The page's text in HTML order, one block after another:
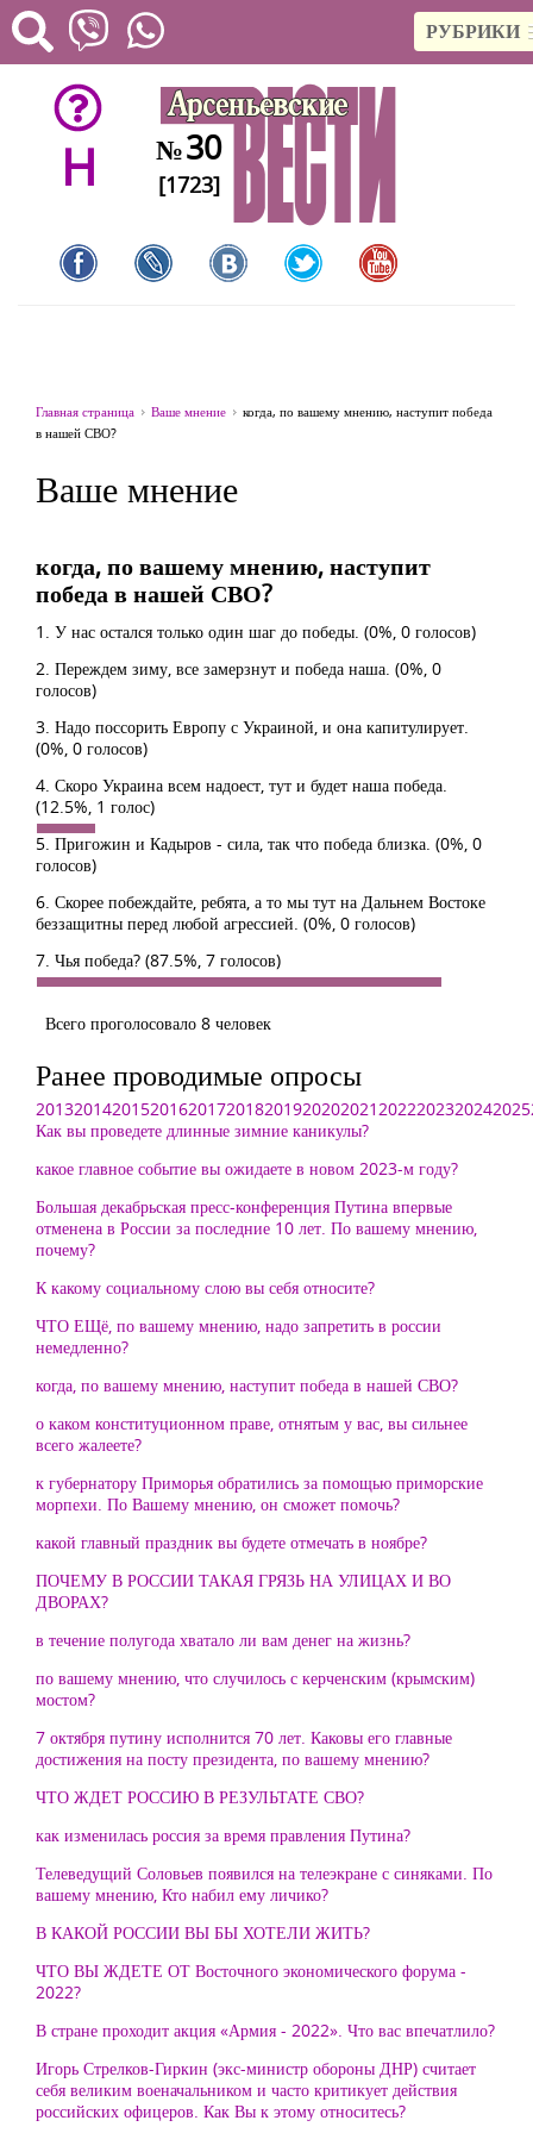
РУБРИКИ
H №30
[1723]
Главная страница Ваше мнение
когда, по вашему мнению, наступит победа
в нашей СВО?
Ваше мнение
когда, по вашему мнению, наступит
победа в нашей СВО?
1. У нас остался только один шаг до победы. (0%, 0 голосов)
2. Переждем зиму, все замерзнут и победа наша. (0%, 0
голосов)
3. Надо поссорить Европу с Украиной, и она капитулирует.
(0%, 0 голосов)
4. Скоро Украина всем надоест, тут и будет наша победа.
(12.5%, 1 голос)
5. Пригожин и Кадыров - сила, так что победа близка. (0%, 0
голосов)
6. Скорее побеждайте, ребята, а то мы тут на Дальнем Востоке
беззащитны перед любой агрессией. (0%, 0 голосов)
7. Чья победа? (87.5%, 7 голосов)
Всего проголосовало 8 человек
Ранее проводимые опросы
2013201420152016201720182019202020212022202320242025
Как вы проведете длинные зимние каникулы?
какое главное событие вы ожидаете в новом 2023-м году?
Большая декабрьская пресс-конференция Путина впервые
отменена в России за последние 10 лет. По вашему мнению,
почему?
К какому социальному слою вы себя относите?
ЧТО ЕЩё, по вашему мнению, надо запретить в россии
немедленно?
когда, по вашему мнению, наступит победа в нашей СВО?
о каком конституционном праве, отнятым у вас, вы сильнее
всего жалеете?
к губернатору Приморья обратились за помощью приморские
морпехи. По Вашему мнению, он сможет помочь?
какой главный праздник вы будете отмечать в ноябре?
ПОЧЕМУ В РОССИИ ТАКАЯ ГРЯЗЬ НА УЛИЦАХ И ВО
ДВОРАХ?
в течение полугода хватало ли вам денег на жизнь?
по вашему мнению, что случилось с керченским (крымским)
мостом?
7 октября путину исполнится 70 лет. Каковы его главные
достижения на посту президента, по вашему мнению?
ЧТО ЖДЕТ РОССИЮ В РЕЗУЛЬТАТЕ СВО?
как изменилась россия за время правления Путина?
Телеведущий Соловьев появился на телеэкране с синяками. По
вашему мнению, Кто набил ему личико?
В КАКОЙ РОССИИ ВЫ БЫ ХОТЕЛИ ЖИТЬ?
ЧТО ВЫ ЖДЕТЕ ОТ Восточного экономического форума -
2022?
В стране проходит акция «Армия - 2022». Что вас впечатлило?
Игорь Стрелков-Гиркин (экс-министр обороны ДНР) считает
себя великим военачальником и часто критикует действия
российских офицеров. Как Вы к этому относитесь?